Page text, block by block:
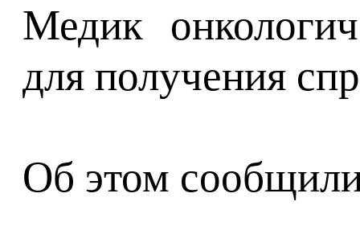
Медик
для получения
Об этом